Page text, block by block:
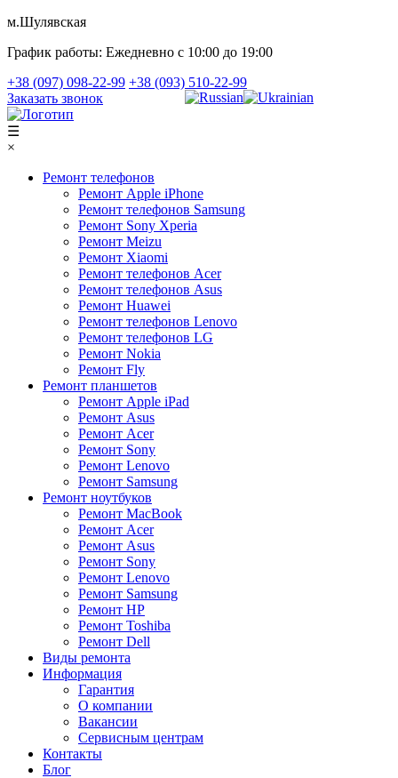
м.Шулявская
График работы: Ежедневно с 10:00 до 19:00
+38 (097) 098-22-99 +38 (093) 510-22-99
Заказать звонок
☰
×
Ремонт телефонов
Ремонт Apple iPhone
Ремонт телефонов Samsung
Ремонт Sony Xperia
Ремонт Meizu
Ремонт Xiaomi
Ремонт телефонов Acer
Ремонт телефонов Asus
Ремонт Huawei
Ремонт телефонов Lenovo
Ремонт телефонов LG
Ремонт Nokia
Ремонт Fly
Ремонт планшетов
Ремонт Apple iPad
Ремонт Asus
Ремонт Acer
Ремонт Sony
Ремонт Lenovo
Ремонт Samsung
Ремонт ноутбуков
Ремонт MacBook
Ремонт Acer
Ремонт Asus
Ремонт Sony
Ремонт Lenovo
Ремонт Samsung
Ремонт HP
Ремонт Toshiba
Ремонт Dell
Виды ремонта
Информация
Гарантия
О компании
Вакансии
Сервисным центрам
Контакты
Блог